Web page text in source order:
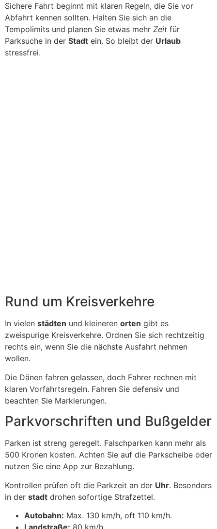
Sichere Fahrt beginnt mit klaren Regeln, die Sie vor
Abfahrt kennen sollten. Halten Sie sich an die
Tempolimits und planen Sie etwas mehr Zeit für
Parksuche in der Stadt ein. So bleibt der Urlaub
stressfrei.
Rund um Kreisverkehre
In vielen städten und kleineren orten gibt es
zweispurige Kreisverkehre. Ordnen Sie sich rechtzeitig
rechts ein, wenn Sie die nächste Ausfahrt nehmen
wollen.
Die Dänen fahren gelassen, doch Fahrer rechnen mit
klaren Vorfahrtsregeln. Fahren Sie defensiv und
beachten Sie Markierungen.
Parkvorschriften und Bußgelder
Parken ist streng geregelt. Falschparken kann mehr als
500 Kronen kosten. Achten Sie auf die Parkscheibe oder
nutzen Sie eine App zur Bezahlung.
Kontrollen prüfen oft die Parkzeit an der Uhr. Besonders
in der stadt drohen sofortige Strafzettel.
Autobahn: Max. 130 km/h, oft 110 km/h.